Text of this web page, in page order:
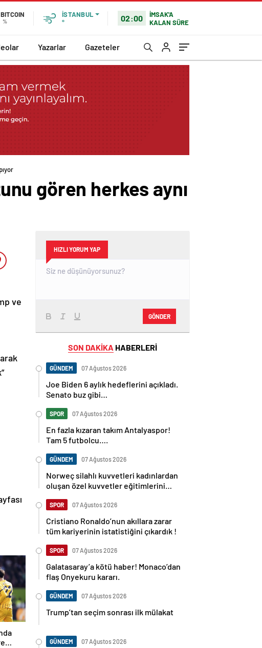
BITCOIN
%
İSTANBUL
°
02:00
İMSAK'A
KALAN SÜRE
Yazarlar Gazeteler
gören herkes aynı
ve
HIZLI YORUM YAP
GÖNDER
SON DAKİKA HABERLERİ
GÜNDEM 07 Ağustos 2026
Joe Biden 6 aylık hedeflerini açıkladı.
Senato buz gibi…
SPOR 07 Ağustos 2026
En fazla kızaran takım Antalyaspor!
Tam 5 futbolcu….
GÜNDEM 07 Ağustos 2026
Norweç silahlı kuvvetleri kadınlardan
oluşan özel kuvvetler eğitimlerini
SPOR 07 Ağustos 2026
Cristiano Ronaldo’nun akıllara zarar
tüm kariyerinin istatistiğini çıkardık !
SPOR 07 Ağustos 2026
Galatasaray’a kötü haber! Monaco’dan
flaş Onyekuru kararı.
GÜNDEM 07 Ağustos 2026
Trump’tan seçim sonrası ilk mülakat
GÜNDEM 07 Ağustos 2026